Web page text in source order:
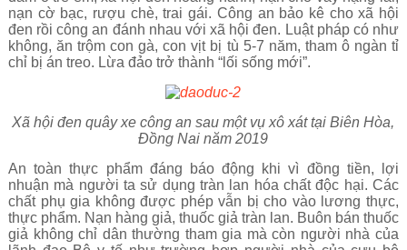
nạn cờ bạc, rượu chè, trai gái. Công an bảo kê cho xã hội
đen rồi công an đánh nhau với xã hội đen. Luật pháp có như
không, ăn trộm con gà, con vịt bị tù 5-7 năm, tham ô ngàn tỉ
chỉ bị án treo. Lừa đảo trở thành “lối sống mới”.
Xã hội đen quây xe công an sau một vụ xô xát tại Biên Hòa,
Đồng Nai năm 2019
An toàn thực phẩm đáng báo động khi vì đồng tiền, lợi
nhuận mà người ta sử dụng tràn lan hóa chất độc hại. Các
chất phụ gia không được phép vẫn bị cho vào lương thực,
thực phẩm. Nạn hàng giả, thuốc giả tràn lan. Buôn bán thuốc
giả không chỉ dân thường tham gia mà còn người nhà của